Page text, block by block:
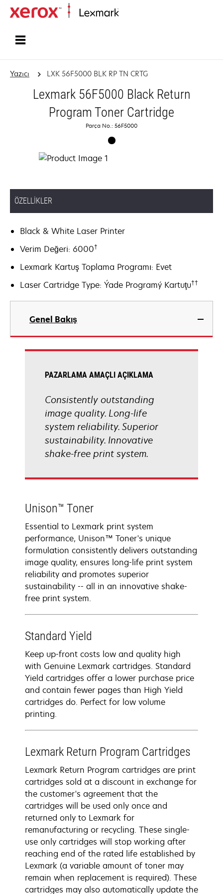
Yazıcı LXK 56F5000 BLK RP TN CRTG
Lexmark 56F5000 Black Return
Program Toner Cartridge
Parça No.: 56F5000
ÖZELLIKLER
Black & White Laser Printer
Verim Değeri: 6000†
Lexmark Kartuş Toplama Programı: Evet
Laser Cartridge Type: Ýade Programý Kartuţu††
Genel Bakış
PAZARLAMA AMAÇLI AÇIKLAMA
Consistently outstanding
image quality. Long-life
system reliability. Superior
sustainability. Innovative
shake-free print system.
Unison™ Toner
Essential to Lexmark print system
performance, Unison™ Toner's unique
formulation consistently delivers outstanding
image quality, ensures long-life print system
reliability and promotes superior
sustainability -- all in an innovative shake-
free print system.
Standard Yield
Keep up-front costs low and quality high
with Genuine Lexmark cartridges. Standard
Yield cartridges offer a lower purchase price
and contain fewer pages than High Yield
cartridges do. Perfect for low volume
printing.
Lexmark Return Program Cartridges
Lexmark Return Program cartridges are print
cartridges sold at a discount in exchange for
the customer's agreement that the
cartridges will be used only once and
returned only to Lexmark for
remanufacturing or recycling. These single-
use only cartridges will stop working after
reaching end of the rated life established by
Lexmark (a variable amount of toner may
remain when replacement is required). These
cartridges may also automatically update the